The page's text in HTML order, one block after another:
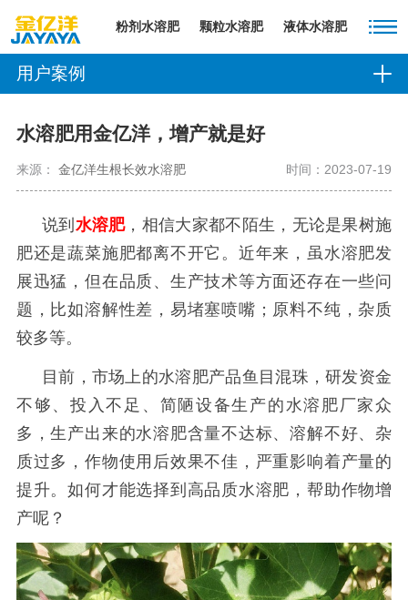
粉剂水溶肥 颗粒水溶肥 液体水溶肥
用户案例
水溶肥用金亿洋，增产就是好
来源： 金亿洋生根长效水溶肥 时间：2023-07-19
说到 水溶肥，相信大家都不陌生，无论是果树施
肥还是蔬菜施肥都离不开它。近年来，虽水溶肥发
展迅猛，但在品质、生产技术等方面还存在一些问
题，比如溶解性差，易堵塞喷嘴；原料不纯，杂质
较多等。
目前，市场上的水溶肥产品鱼目混珠，研发资金
不够、投入不足、简陋设备生产的水溶肥厂家众
多，生产出来的水溶肥含量不达标、溶解不好、杂
质过多，作物使用后效果不佳，严重影响着产量的
提升。如何才能选择到高品质水溶肥，帮助作物增
产呢？